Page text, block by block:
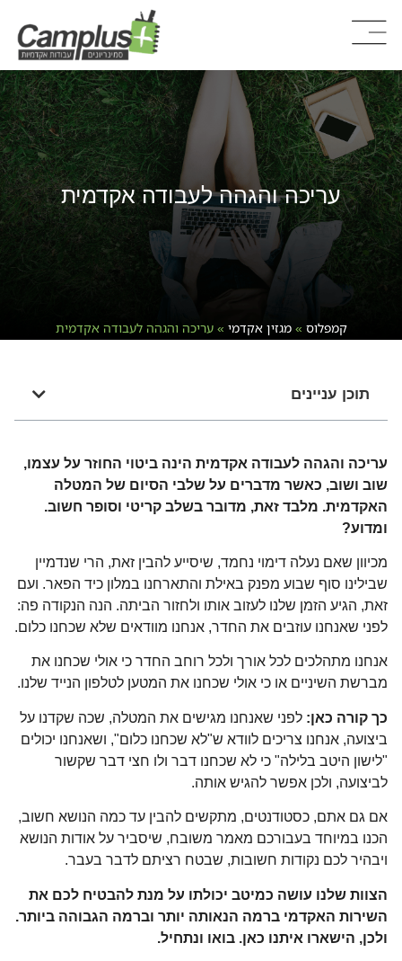
עריכה והגהה לעבודה אקדמית
קמפלוס »מגזין אקדמי »עריכה והגהה לעבודה אקדמית
תוכן עניינים
עריכה והגהה לעבודה אקדמית הינה ביטוי החוזר על עצמו,
שוב ושוב, כאשר מדברים על שלבי הסיום של המטלה
האקדמית. מלבד זאת, מדובר בשלב קריטי וסופר חשוב.
ומדוע?
מכיוון שאם נעלה דימוי נחמד, שיסייע להבין זאת, הרי שנדמיין
שבילינו סוף שבוע מפנק באילת והתארחנו במלון כיד הפאר. ועם
זאת, הגיע הזמן שלנו לעזוב אותו ולחזור הביתה. הנה הנקודה פה:
לפני שאנחנו עוזבים את החדר, אנחנו מוודאים שלא שכחנו כלום.
אנחנו מתהלכים לכל אורך ולכל רוחב החדר כי אולי שכחנו את
מברשת השיניים או כי אולי שכחנו את המטען לטלפון הנייד שלנו.
כך קורה כאן: לפני שאנחנו מגישים את המטלה, שכה שקדנו על
ביצועה, אנחנו צריכים לוודא ש"לא שכחנו כלום", ושאנחנו יכולים
"לישון היטב בלילה" כי לא שכחנו דבר ולו חצי דבר שקשור
לביצועה, ולכן אפשר להגיש אותה.
אם גם אתם, כסטודנטים, מתקשים להבין עד כמה הנושא חשוב,
הכנו במיוחד בעבורכם מאמר משובח, שיסביר על אודות הנושא
ויבהיר לכם נקודות חשובות, שבטח רציתם לדבר בעבר.
הצוות שלנו עושה כמיטב יכולתו על מנת להבטיח לכם את
השירות האקדמי ברמה הנאותה יותר וברמה הגבוהה ביותר.
ולכן, הישארו איתנו כאן. בואו ונתחיל.